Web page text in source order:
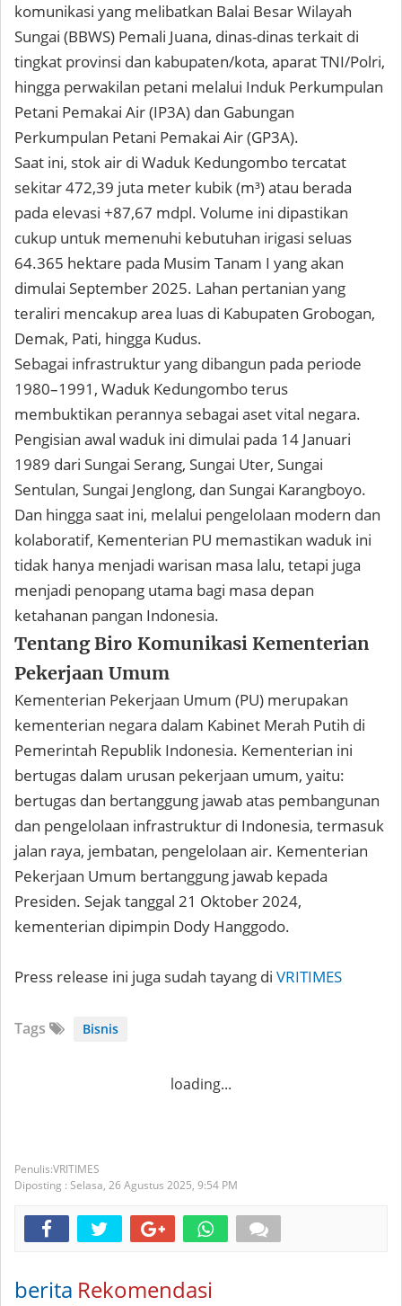
komunikasi yang melibatkan Balai Besar Wilayah
Sungai (BBWS) Pemali Juana, dinas-dinas terkait di
tingkat provinsi dan kabupaten/kota, aparat TNI/Polri,
hingga perwakilan petani melalui Induk Perkumpulan
Petani Pemakai Air (IP3A) dan Gabungan
Perkumpulan Petani Pemakai Air (GP3A).
Saat ini, stok air di Waduk Kedungombo tercatat
sekitar 472,39 juta meter kubik (m³) atau berada
pada elevasi +87,67 mdpl. Volume ini dipastikan
cukup untuk memenuhi kebutuhan irigasi seluas
64.365 hektare pada Musim Tanam I yang akan
dimulai September 2025. Lahan pertanian yang
teraliri mencakup area luas di Kabupaten Grobogan,
Demak, Pati, hingga Kudus.
Sebagai infrastruktur yang dibangun pada periode
1980–1991, Waduk Kedungombo terus
membuktikan perannya sebagai aset vital negara.
Pengisian awal waduk ini dimulai pada 14 Januari
1989 dari Sungai Serang, Sungai Uter, Sungai
Sentulan, Sungai Jenglong, dan Sungai Karangboyo.
Dan hingga saat ini, melalui pengelolaan modern dan
kolaboratif, Kementerian PU memastikan waduk ini
tidak hanya menjadi warisan masa lalu, tetapi juga
menjadi penopang utama bagi masa depan
ketahanan pangan Indonesia.
Tentang Biro Komunikasi Kementerian
Pekerjaan Umum
Kementerian Pekerjaan Umum (PU) merupakan
kementerian negara dalam Kabinet Merah Putih di
Pemerintah Republik Indonesia. Kementerian ini
bertugas dalam urusan pekerjaan umum, yaitu:
bertugas dan bertanggung jawab atas pembangunan
dan pengelolaan infrastruktur di Indonesia, termasuk
jalan raya, jembatan, pengelolaan air. Kementerian
Pekerjaan Umum bertanggung jawab kepada
Presiden. Sejak tanggal 21 Oktober 2024,
kementerian dipimpin Dody Hanggodo.
Press release ini juga sudah tayang di VRITIMES
Tags Bisnis
loading...
VRITIMES
Diposting : Selasa, 26 Agustus 2025, 9:54 PM
berita Rekomendasi